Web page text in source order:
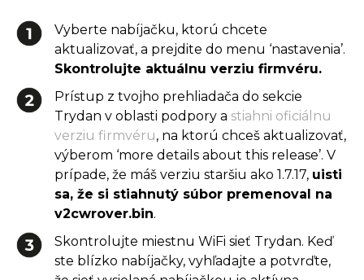
Vyberte nabíjačku, ktorú chcete
aktualizovať, a prejdite do menu ‘nastavenia’.
Skontrolujte aktuálnu verziu firmvéru.
Prístup z tvojho prehliadača do sekcie
Trydan v oblasti podpory a stiahni oficiálnu
verziu firmvéru, na ktorú chceš aktualizovať,
výberom ‘more details about this release’. V
prípade, že máš verziu staršiu ako 1.7.17, uisti
sa, že si stiahnutý súbor premenoval na
v2cwrover.bin.
Skontrolujte miestnu WiFi sieť Trydan. Keď
ste blízko nabíjačky, vyhľadajte a potvrďte,